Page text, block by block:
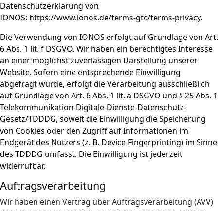
Datenschutzerklärung von
IONOS: https://www.ionos.de/terms-gtc/terms-privacy.
Die Verwendung von IONOS erfolgt auf Grundlage von Art.
6 Abs. 1 lit. f DSGVO. Wir haben ein berechtigtes Interesse
an einer möglichst zuverlässigen Darstellung unserer
Website. Sofern eine entsprechende Einwilligung
abgefragt wurde, erfolgt die Verarbeitung ausschließlich
auf Grundlage von Art. 6 Abs. 1 lit. a DSGVO und § 25 Abs. 1
Telekommunikation-Digitale-Dienste-Datenschutz-
Gesetz/TDDDG, soweit die Einwilligung die Speicherung
von Cookies oder den Zugriff auf Informationen im
Endgerät des Nutzers (z. B. Device-Fingerprinting) im Sinne
des TDDDG umfasst. Die Einwilligung ist jederzeit
widerrufbar.
Auftragsverarbeitung
Wir haben einen Vertrag über Auftragsverarbeitung (AVV)